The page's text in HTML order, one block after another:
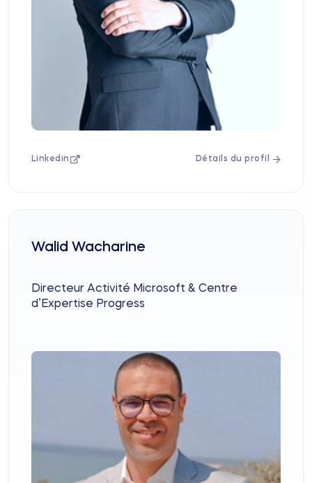
Linkedin Détails du profil
Walid Wacharine
Directeur Activité Microsoft & Centre
d’Expertise Progress